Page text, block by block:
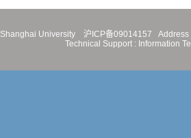
Shanghai University 沪ICP备09014157
Address
Technical Support : Information